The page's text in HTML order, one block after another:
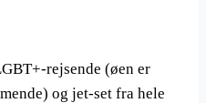
rejsende (øen er
og jet-set fra hele